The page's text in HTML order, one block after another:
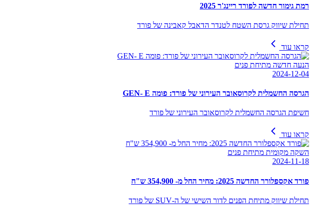
רמת גימור חדשה לפורד ריינג'ר 2025
תחילת שיווק גרסת השטח לטנדר הדאבל קאבינה של פורד
קראו עוד
הנעה חדשה מתיחת פנים
2024-12-04
הגרסה החשמלית לקרוסאובר העירוני של פורד: פומה GEN- E
חשיפת הגרסה החשמלית לקרוסאובר העירוני של פורד
קראו עוד
השקה מקומית מתיחת פנים
2024-11-18
פורד אקספלורר החדשה 2025: מחיר החל מ- 354,900 ש"ח
תחילת שיווק מתיחת הפנים לדור השישי של ה-SUV של פורד